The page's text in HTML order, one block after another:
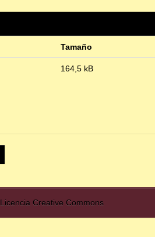
Tamaño
164,5 kB
Licencia Creative Commons